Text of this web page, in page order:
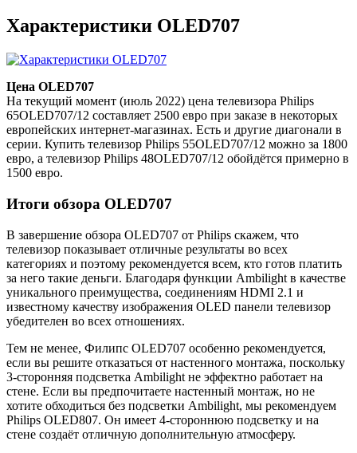
Характеристики OLED707
Цена OLED707
На текущий момент (июль 2022) цена телевизора Philips
65OLED707/12 составляет 2500 евро при заказе в некоторых
европейских интернет-магазинах. Есть и другие диагонали в
серии. Купить телевизор Philips 55OLED707/12 можно за 1800
евро, а телевизор Philips 48OLED707/12 обойдётся примерно в
1500 евро.
Итоги обзора OLED707
В завершение обзора OLED707 от Philips скажем, что
телевизор показывает отличные результаты во всех
категориях и поэтому рекомендуется всем, кто готов платить
за него такие деньги. Благодаря функции Ambilight в качестве
уникального преимущества, соединениям HDMI 2.1 и
известному качеству изображения OLED панели телевизор
убедителен во всех отношениях.
Тем не менее, Филипс OLED707 особенно рекомендуется,
если вы решите отказаться от настенного монтажа, поскольку
3-сторонняя подсветка Ambilight не эффектно работает на
стене. Если вы предпочитаете настенный монтаж, но не
хотите обходиться без подсветки Ambilight, мы рекомендуем
Philips OLED807. Он имеет 4-стороннюю подсветку и на
стене создаёт отличную дополнительную атмосферу.